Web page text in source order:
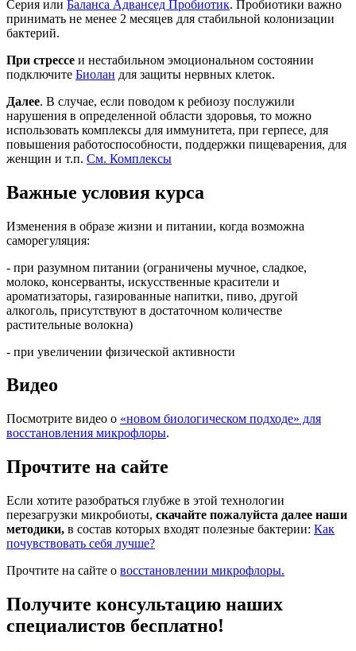
Серия или Баланса Адвансед Пробиотик. Пробиотики важно
принимать не менее 2 месяцев для стабильной колонизации
бактерий.
При стрессе и нестабильном эмоциональном состоянии
подключите Биолан для защиты нервных клеток.
Далее. В случае, если поводом к ребиозу послужили
нарушения в определенной области здоровья, то можно
использовать комплексы для иммунитета, при герпесе, для
повышения работоспособности, поддержки пищеварения, для
женщин и т.п. См. Комплексы
Важные условия курса
Изменения в образе жизни и питании, когда возможна
саморегуляция:
- при разумном питании (ограничены мучное, сладкое,
молоко, консерванты, искусственные красители и
ароматизаторы, газированные напитки, пиво, другой
алкоголь, присутствуют в достаточном количестве
растительные волокна)
- при увеличении физической активности
Видео
Посмотрите видео о «новом биологическом подходе» для
восстановления микрофлоры.
Прочтите на сайте
Если хотите разобраться глубже в этой технологии
перезагрузки микробиоты, скачайте пожалуйста далее наши
методики, в состав которых входят полезные бактерии: Как
почувствовать себя лучше?
Прочтите на сайте о восстановлении микрофлоры.
Получите консультацию наших
специалистов бесплатно!